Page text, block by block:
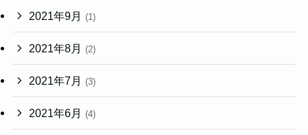
2021年9月 (1)
2021年8月 (2)
2021年7月 (3)
2021年6月 (4)